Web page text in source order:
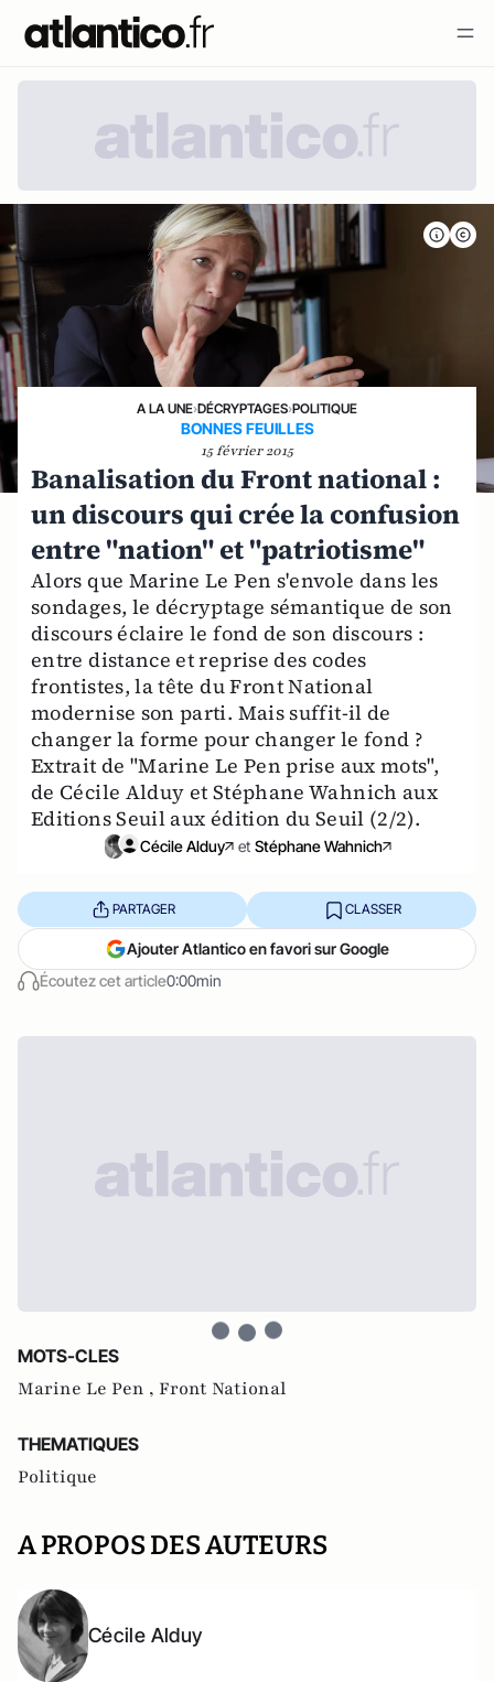
A LA UNE›DÉCRYPTAGES›POLITIQUE
BONNES FEUILLES
15 février 2015
Banalisation du Front national :
un discours qui crée la confusion
entre "nation" et "patriotisme"
Alors que Marine Le Pen s'envole dans les
sondages, le décryptage sémantique de son
discours éclaire le fond de son discours :
entre distance et reprise des codes
frontistes, la tête du Front National
modernise son parti. Mais suffit-il de
changer la forme pour changer le fond ?
Extrait de "Marine Le Pen prise aux mots",
de Cécile Alduy et Stéphane Wahnich aux
Editions Seuil aux édition du Seuil (2/2).
Cécile Alduy et Stéphane Wahnich
Écoutez cet article0:00min
PARTAGER CLASSER
Ajouter Atlantico en favori sur Google
MOTS-CLES
Marine Le Pen , Front National
THEMATIQUES
Politique
A PROPOS DES AUTEURS
Cécile Alduy